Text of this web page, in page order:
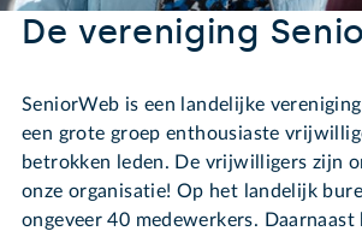
De vereniging
SeniorWeb is een landelijke
een grote groep enthousiaste
betrokken leden. De vrijwilligers zijn
onze organisatie! Op het landelijk
ongeveer 40 medewerkers. Daarnaast